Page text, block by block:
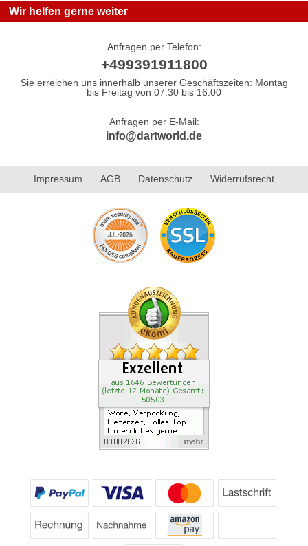
Wir helfen gerne weiter
Anfragen per Telefon:
+499391911800
Sie erreichen uns innerhalb unserer Geschäftszeiten: Montag
bis Freitag von 07.30 bis 16.00
Anfragen per E-Mail:
info@dartworld.de
Impressum AGB Datenschutz Widerrufsrecht